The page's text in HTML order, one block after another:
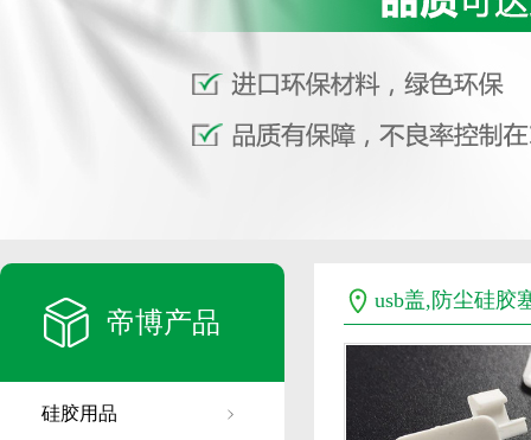
帝博产品
硅胶用品
usb盖,防尘硅胶